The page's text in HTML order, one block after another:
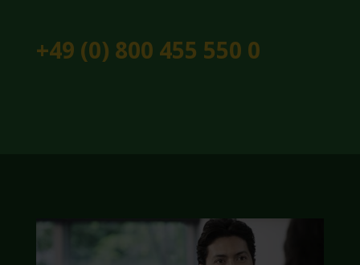
+49 (0) 800 455 550 0